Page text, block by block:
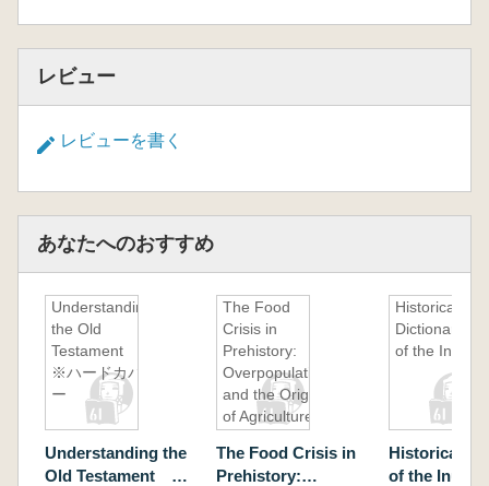
レビュー
レビューを書く
あなたへのおすすめ
Understanding
the Old
Testament
※ハードカバ
ー
Understanding the
Old Testament ※
The Food
Crisis in
Prehistory:
Overpopulation
and the Origins
of Agriculture
The Food Crisis in
Prehistory:
Historical
Dictionary
of the Inuit
Historical
of the Inuit